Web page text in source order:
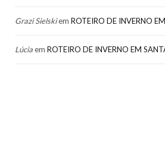
Grazi Sielskiem ROTEIRO DE INVERNO
Lúciaem ROTEIRO DE INVERNO EM